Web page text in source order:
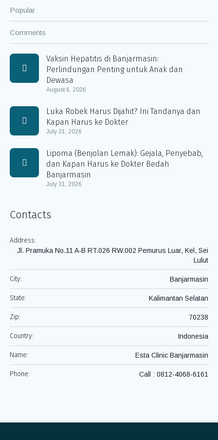
Popular
Comments
Vaksin Hepatitis di Banjarmasin:
Perlindungan Penting untuk Anak dan
Dewasa
August 6, 2026
Luka Robek Harus Dijahit? Ini Tandanya dan
Kapan Harus ke Dokter
July 31, 2026
Lipoma (Benjolan Lemak): Gejala, Penyebab,
dan Kapan Harus ke Dokter Bedah
Banjarmasin
July 31, 2026
Contacts
Address:
Jl. Pramuka No.11 A-B RT.026 RW.002 Pemurus Luar, Kel, Sei
Lulut
City: Banjarmasin
State: Kalimantan Selatan
Zip: 70238
Country: Indonesia
Name: Esta Clinic Banjarmasin
Phone: Call : 0812-4068-6161